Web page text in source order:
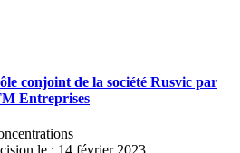
conjoint de la société Rusvic par
Entreprises